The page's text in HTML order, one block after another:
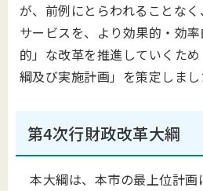
が、前例にとらわれることな
サービスを、より効果的・効
的」な改革を推進していくた
綱及び実施計画」を策定しまし
第4次行財政改革大綱
本大綱は、本市の最上位計